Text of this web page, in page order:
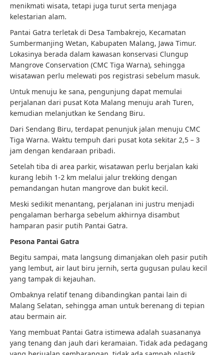
menikmati wisata, tetapi juga turut serta menjaga
kelestarian alam.
Pantai Gatra terletak di Desa Tambakrejo, Kecamatan
Sumbermanjing Wetan, Kabupaten Malang, Jawa Timur.
Lokasinya berada dalam kawasan konservasi Clungup
Mangrove Conservation (CMC Tiga Warna), sehingga
wisatawan perlu melewati pos registrasi sebelum masuk.
Untuk menuju ke sana, pengunjung dapat memulai
perjalanan dari pusat Kota Malang menuju arah Turen,
kemudian melanjutkan ke Sendang Biru.
Dari Sendang Biru, terdapat penunjuk jalan menuju CMC
Tiga Warna. Waktu tempuh dari pusat kota sekitar 2,5 – 3
jam dengan kendaraan pribadi.
Setelah tiba di area parkir, wisatawan perlu berjalan kaki
kurang lebih 1-2 km melalui jalur trekking dengan
pemandangan hutan mangrove dan bukit kecil.
Meski sedikit menantang, perjalanan ini justru menjadi
pengalaman berharga sebelum akhirnya disambut
hamparan pasir putih Pantai Gatra.
Pesona Pantai Gatra
Begitu sampai, mata langsung dimanjakan oleh pasir putih
yang lembut, air laut biru jernih, serta gugusan pulau kecil
yang tampak di kejauhan.
Ombaknya relatif tenang dibandingkan pantai lain di
Malang Selatan, sehingga aman untuk berenang di tepian
atau bermain air.
Yang membuat Pantai Gatra istimewa adalah suasananya
yang tenang dan jauh dari keramaian. Tidak ada pedagang